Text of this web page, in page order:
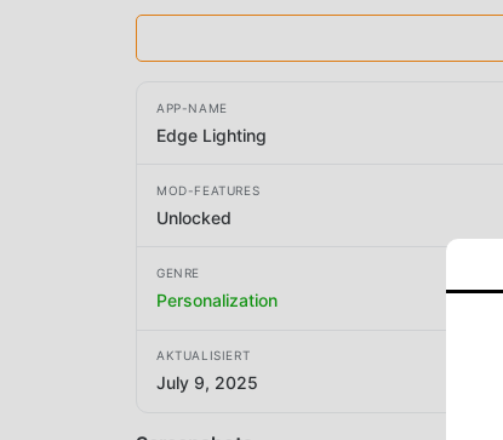
APP-NAME
Edge Lighting
MOD-FEATURES
Unlocked
GENRE
Personalization
AKTUALISIERT
July 9, 2025